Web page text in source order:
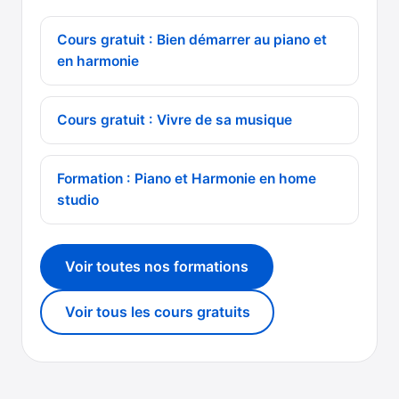
Cours gratuit : Bien démarrer au piano et
en harmonie
Cours gratuit : Vivre de sa musique
Formation : Piano et Harmonie en home
studio
Voir toutes nos formations
Voir tous les cours gratuits